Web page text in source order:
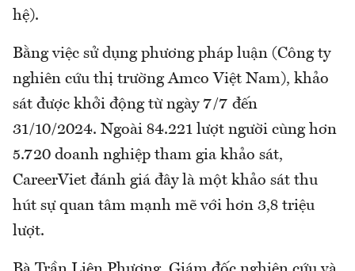
hệ).
Bằng việc sử dụng phương pháp luận (Công ty
nghiên cứu thị trường Amco Việt Nam), khảo
sát được khởi động từ ngày 7/7 đến
31/10/2024. Ngoài 84.221 lượt người cùng hơn
5.720 doanh nghiệp tham gia khảo sát,
CareerViet đánh giá đây là một khảo sát thu
hút sự quan tâm mạnh mẽ với hơn 3,8 triệu
lượt.